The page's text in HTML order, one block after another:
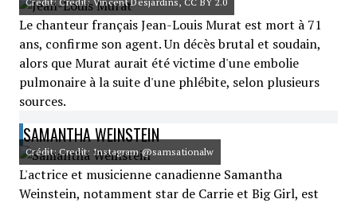
Le chanteur français Jean-Louis Murat est mort à 71
ans, confirme son agent. Un décès brutal et soudain,
alors que Murat aurait été victime d'une embolie
pulmonaire à la suite d'une phlébite, selon plusieurs
sources.
SAMANTHA WEINSTEIN
Crédit: Credit: Instagram @samsationalw
L'actrice et musicienne canadienne Samantha
Weinstein, notamment star de Carrie et Big Girl, est